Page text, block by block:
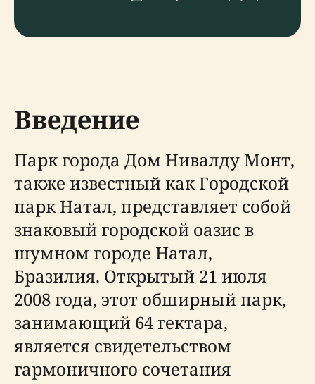
Введение
Парк города Дом Нивалду Монт,
также известный как Городской
парк Натал, представляет собой
знаковый городской оазис в
шумном городе Натал,
Бразилия. Открытый 21 июля
2008 года, этот обширный парк,
занимающий 64 гектара,
является свидетельством
гармоничного сочетания